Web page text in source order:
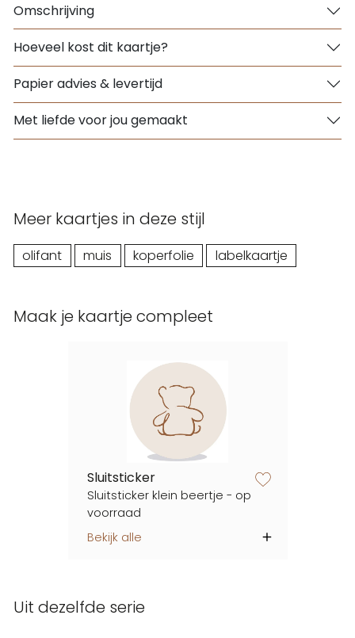
Omschrijving
Hoeveel kost dit kaartje?
Papier advies & levertijd
Met liefde voor jou gemaakt
Meer kaartjes in deze stijl
olifant muis koperfolie labelkaartje
Maak je kaartje compleet
Sluitsticker
Sluitsticker klein beertje - op
voorraad
Bekijk alle
Uit dezelfde serie